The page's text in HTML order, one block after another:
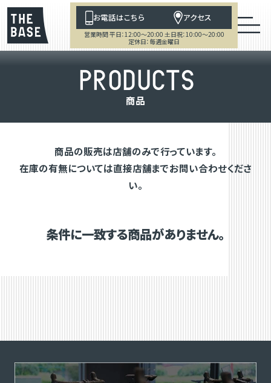
お電話はこちら アクセス
営業時間 平日：12:00～20:00 土日祝：10:00～20:00
定休日：毎週金曜日
PRODUCTS
商品
商品の販売は店舗のみで行っています。
在庫の有無については直接店舗までお問い合わせくださ
い。
条件に一致する商品がありません。